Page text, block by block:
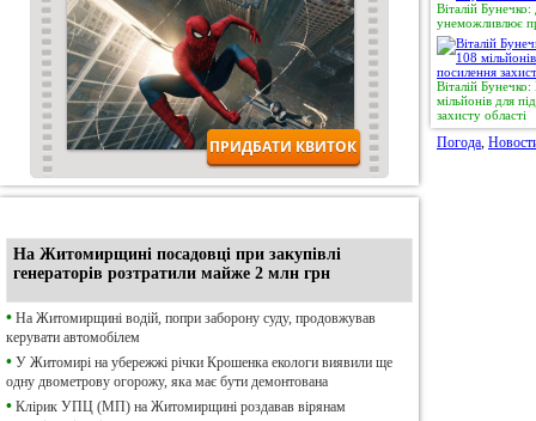
На Житомирщині посадовці при закупівлі
генераторів розтратили майже 2 млн грн
• На Житомирщині водій, попри заборону суду, продовжував
керувати автомобілем
• У Житомирі на убережжі річки Крошенка екологи виявили ще
одну двометрову огорожу, яка має бути демонтована
• Клірик УПЦ (МП) на Житомирщині роздавав вірянам
Віталій
унеможливлює
Віталій
мільйонів для
захисту області
Погода,